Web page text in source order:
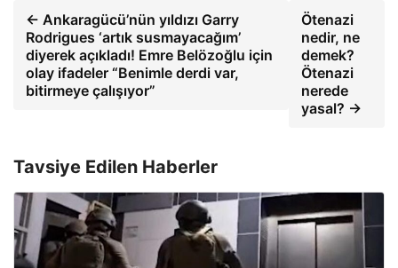
← Ankaragücü’nün yıldızı Garry
Rodrigues ‘artık susmayacağım’
diyerek açıkladı! Emre Belözoğlu için
olay ifadeler “Benimle derdi var,
bitirmeye çalışıyor”
Ötenazi
nedir, ne
demek?
Ötenazi
nerede
yasal? →
Tavsiye Edilen Haberler